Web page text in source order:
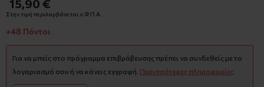
15,90 €
Στην τιμή περιλαμβάνεται ο Φ.Π.Α.
+48 Πόντοι
Για να μπείς στο πρόγραμμα επιβράβευσης πρέπει να συνδεθείς με το
λογαριασμό σου ή να κάνεις εγγραφή. Περισσότερες πληροφορίες